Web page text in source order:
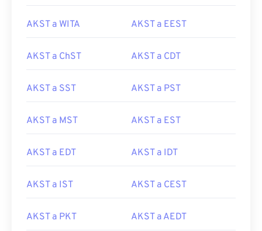
AKST a WITA AKST a EEST
AKST a ChST AKST a CDT
AKST a SST AKST a PST
AKST a MST AKST a EST
AKST a EDT AKST a IDT
AKST a IST AKST a CEST
AKST a PKT AKST a AEDT